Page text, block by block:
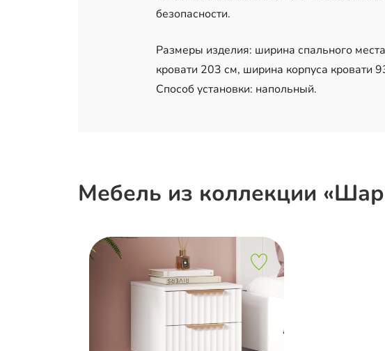
безопасности.
Размеры изделия: ширина спального
кровати 203 см, ширина корпуса кровати
Способ установки: напольный.
Мебель из коллекции